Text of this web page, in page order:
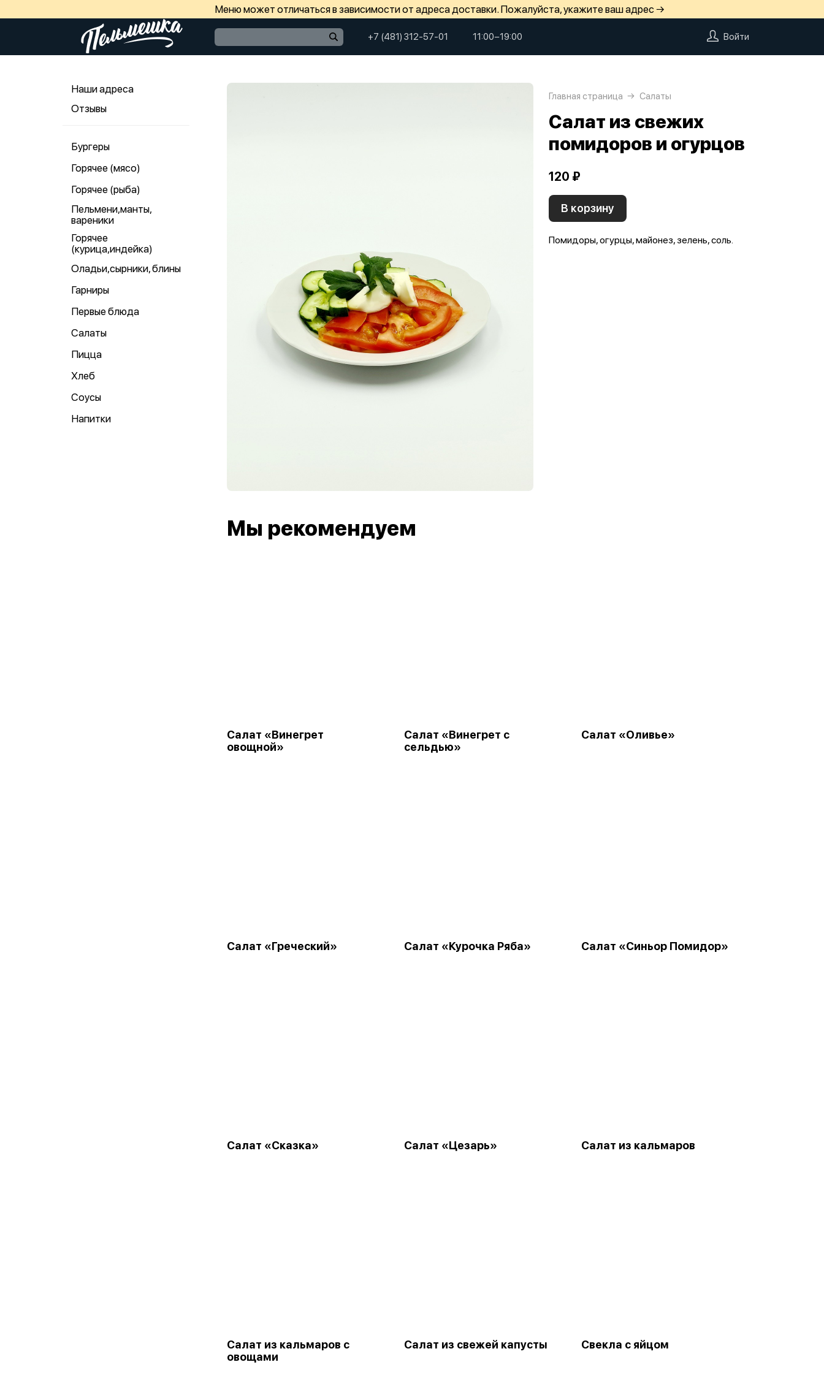
Меню может отличаться в зависимости от адреса доставки. Пожалуйста, укажите ваш адрес →
+7 (481) 312-57-01 11:00−19:00 Войти
Наши адреса
Отзывы
Бургеры
Горячее (мясо)
Горячее (рыба)
Пельмени,манты,
вареники
Горячее
(курица,индейка)
Оладьи,сырники, блины
Гарниры
Первые блюда
Салаты
Пицца
Хлеб
Соусы
Напитки
Главная страница Салаты
Салат из свежих
помидоров и огурцов
120 ₽
В корзину
Помидоры, огурцы, майонез, зелень, соль.
Мы рекомендуем
Салат «Винегрет
овощной»
Салат «Винегрет с
сельдью»
Салат «Оливье»
Салат «Греческий» Салат «Курочка Ряба» Салат «Синьор Помидор»
Салат «Сказка» Салат «Цезарь» Салат из кальмаров
Салат из кальмаров с
овощами
Салат из свежей капусты Свекла с яйцом